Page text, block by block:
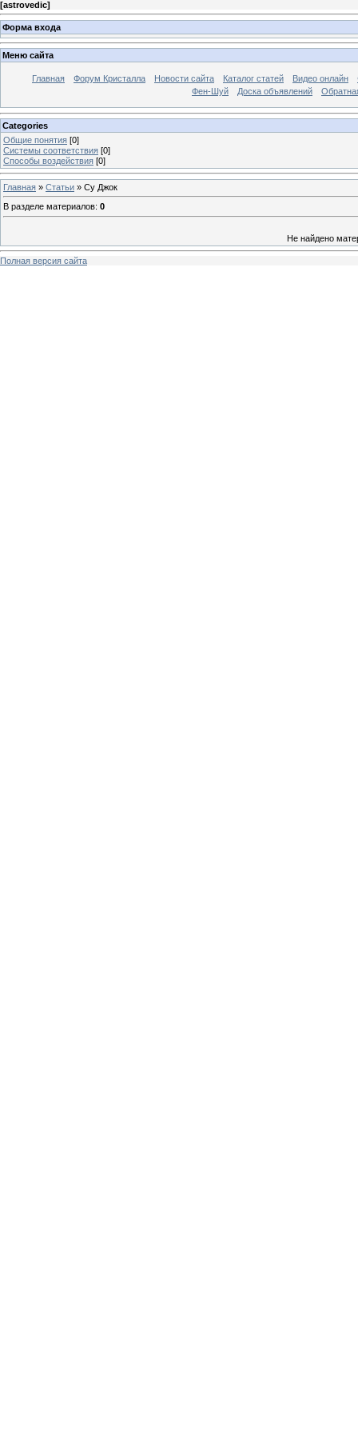
[astrovedic]
Форма входа
Меню сайта
Главная Форум Кристалла Новости сайта Каталог статей Видео онлайн
Фен-Шуй
Доска объявлений
Categories
Общие понятия [0]
Системы соответствия [0]
Способы воздействия [0]
Главная » Статьи » Су Джок
В разделе материалов: 0
Не найдено
Полная версия сайта